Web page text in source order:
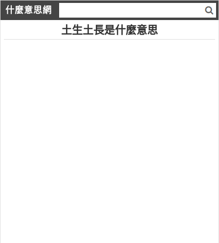
什麼意思網
土生土長是什麼意思